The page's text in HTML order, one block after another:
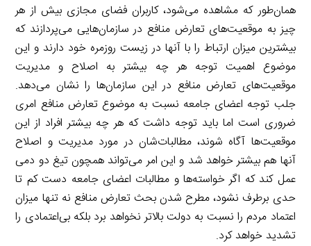
همان‌طور که مشاهده می‌شود، کاربران فضای مجازی بیش از هر
چیز به موقعیت‌های تعارض منافع در سازمان‌هایی می‌پردازند که
بیشترین میزان ارتباط را با آنها در زیست روزمره خود دارند و این
موضوع اهمیت توجه هر چه بیشتر به اصلاح و مدیریت
موقعیت‌های تعارض منافع در این سازمان‌ها را نشان می‌دهد.
جلب توجه اعضای جامعه نسبت به موضوع تعارض منافع امری
ضروری است اما باید توجه داشت که هر چه بیشتر افراد از این
موقعیت‌ها آگاه شوند، مطالبات‌شان در مورد مدیریت و اصلاح
آنها هم بیشتر خواهد شد و این امر می‌تواند همچون تیغ دو دمی
عمل کند که اگر خواسته‌ها و مطالبات اعضای جامعه دست کم تا
حدی برطرف نشود، مطرح شدن بحث تعارض منافع نه تنها میزان
اعتماد مردم را نسبت به دولت بالاتر نخواهد برد بلکه بی‌اعتمادی را
تشدید خواهد کرد.